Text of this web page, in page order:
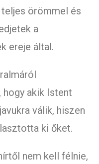
örömmel és
a
ereje által.
hogy akik Istent
válik, hiszen
ki őket.
nem kell félnie,